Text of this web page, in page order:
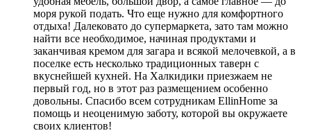
моря рукой подать. Что еще нужно для комфортного
отдыха! Далековато до супермаркета, зато там можно
найти все необходимое, начиная продуктами и
заканчивая кремом для загара и всякой мелочевкой, а в
поселке есть несколько традиционных таверн с
вкуснейшей кухней. На Халкидики приезжаем не
первый год, но в этот раз размещением особенно
довольны. Спасибо всем сотрудникам EllinHome за
помощь и неоценимую заботу, которой вы окружаете
своих клиентов!